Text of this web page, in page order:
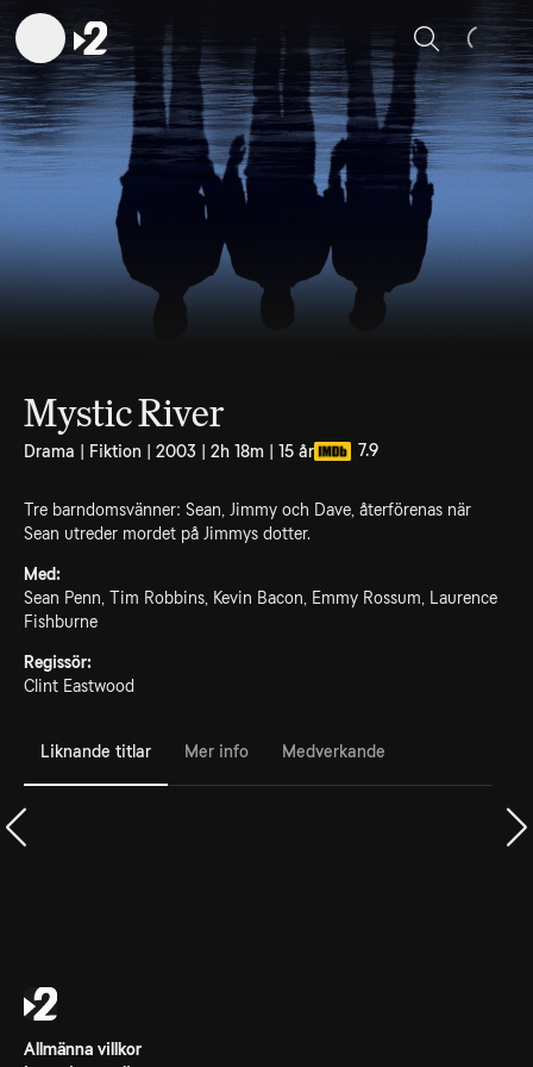
Sök
Mystic River
Drama | Fiktion | 2003 | 2h 18m | 15 år 7.9
Tre barndomsvänner: Sean, Jimmy och Dave, återförenas när
Sean utreder mordet på Jimmys dotter.
Med:
Sean Penn, Tim Robbins, Kevin Bacon, Emmy Rossum, Laurence
Fishburne
Regissör:
Clint Eastwood
Liknande titlar Mer info Medverkande
Allmänna villkor